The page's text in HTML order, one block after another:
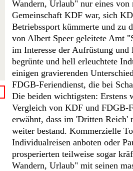
Wandern, Urlaub" nur eines
Gemeinschaft KDF war, sich
Betriebssport kümmerte und zu
von Albert Speer geleitete Amt
im Interesse der Aufrüstung
begrünte und hell erleuchtete
einigen gravierenden
FDGB-Feriendienst, die bei
Die beiden wichtigsten: Erstens
Vergleich von KDF und FDGB-
erwähnt, dass im 'Dritten Reich'
weiter bestand. Kommerzielle
Individualreisen anboten oder
prosperierten teilweise sogar
Wandern, Urlaub" mit seinen